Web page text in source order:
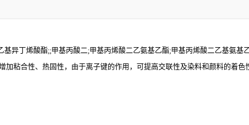
异丁烯酸酯;;甲基丙酸二;甲基丙烯酸二乙氨基乙酯;甲基丙烯酸二乙基氨基
加粘合性、热固性，由于离子键的作用，可提高交联性及染料和颜料的着